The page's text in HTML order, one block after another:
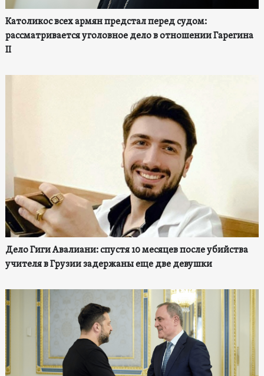
Католикос всех армян предстал перед судом:
рассматривается уголовное дело в отношении Гарегина
II
Дело Гиги Авалиани: спустя 10 месяцев после убийства
учителя в Грузии задержаны еще две девушки